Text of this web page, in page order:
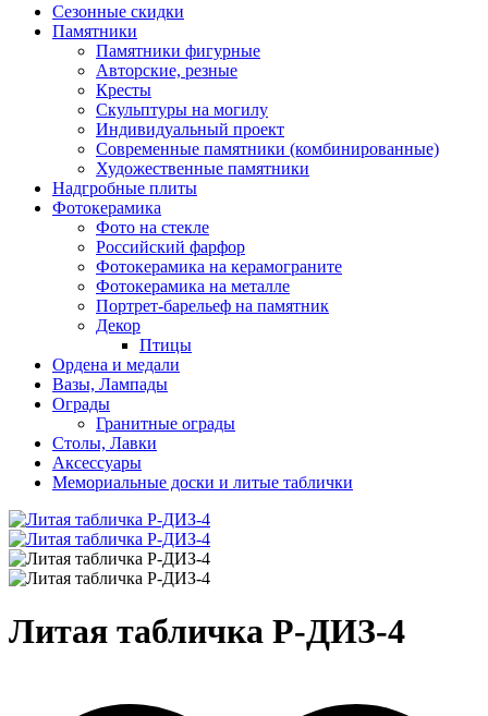
Сезонные скидки
Памятники
Памятники фигурные
Авторские, резные
Кресты
Скульптуры на могилу
Индивидуальный проект
Современные памятники (комбинированные)
Художественные памятники
Надгробные плиты
Фотокерамика
Фото на стекле
Российский фарфор
Фотокерамика на керамограните
Фотокерамика на металле
Портрет-барельеф на памятник
Декор
Птицы
Ордена и медали
Вазы, Лампады
Ограды
Гранитные ограды
Столы, Лавки
Аксессуары
Мемориальные доски и литые таблички
Литая табличка Р-ДИЗ-4